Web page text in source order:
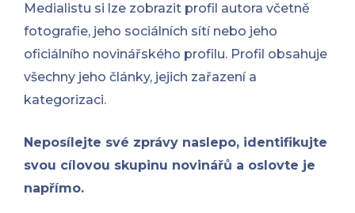
Medialistu si lze zobrazit profil autora včetně
fotografie, jeho sociálních sítí nebo jeho
oficiálního novinářského profilu. Profil obsahuje
všechny jeho články, jejich zařazení a
kategorizaci.
Neposílejte své zprávy naslepo, identifikujte
svou cílovou skupinu novinářů a oslovte je
napřímo.